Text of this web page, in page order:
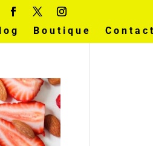
Boutique Contact